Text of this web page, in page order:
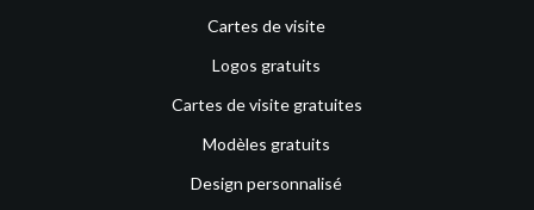
Cartes de visite
Logos gratuits
Cartes de visite gratuites
Modèles gratuits
Design personnalisé